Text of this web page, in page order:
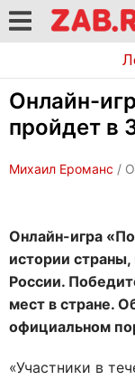
Онлайн-
пройдет в
Михаил Ероманс /
Онлайн-игра
истории
России.
мест в стране.
официальном
«Участники в